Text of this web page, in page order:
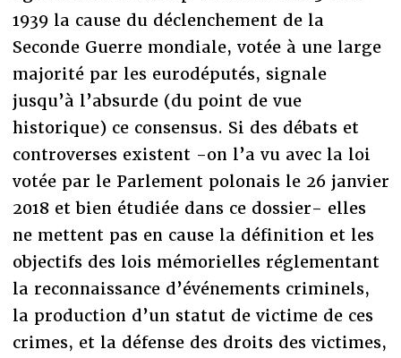
1939 la cause du déclenchement de la
Seconde Guerre mondiale, votée à une large
majorité par les eurodéputés, signale
jusqu’à l’absurde (du point de vue
historique) ce consensus. Si des débats et
controverses existent -on l’a vu avec la loi
votée par le Parlement polonais le 26 janvier
2018 et bien étudiée dans ce dossier- elles
ne mettent pas en cause la définition et les
objectifs des lois mémorielles réglementant
la reconnaissance d’événements criminels,
la production d’un statut de victime de ces
crimes, et la défense des droits des victimes,